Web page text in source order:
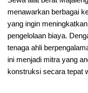
menawarkan berbagai
yang ingin
pengelolaan biaya.
tenaga ahli
ini menjadi mitra yang
konstruksi secara tepat